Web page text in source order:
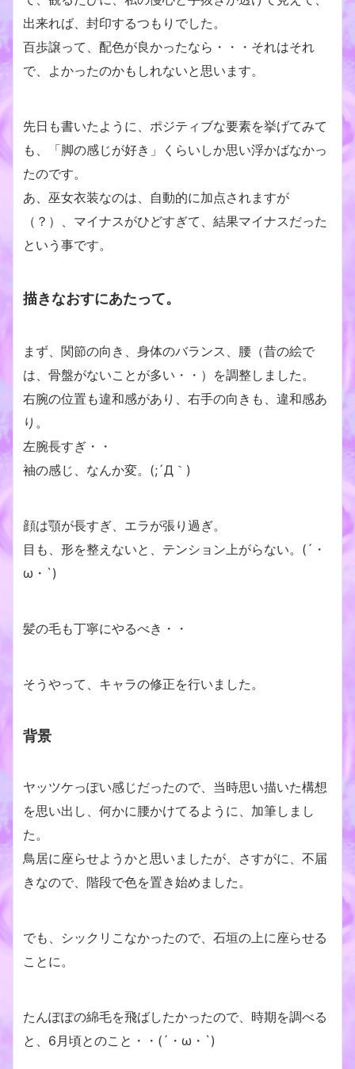
出来れば、封印するつもりでした。
百歩譲って、配色が良かったなら・・・それはそれ
で、よかったのかもしれないと思います。
先日も書いたように、ポジティブな要素を挙げてみて
も、「脚の感じが好き」くらいしか思い浮かばなかっ
たのです。
あ、巫女衣装なのは、自動的に加点されますが
（？）、マイナスがひどすぎて、結果マイナスだった
という事です。
描きなおすにあたって。
まず、関節の向き、身体のバランス、腰（昔の絵で
は、骨盤がないことが多い・・）を調整しました。
右腕の位置も違和感があり、右手の向きも、違和感あ
り。
左腕長すぎ・・
袖の感じ、なんか変。(;´Д｀)
顔は顎が長すぎ、エラが張り過ぎ。
目も、形を整えないと、テンション上がらない。(´・
ω・`)
髪の毛も丁寧にやるべき・・
そうやって、キャラの修正を行いました。
背景
ヤッツケっぽい感じだったので、当時思い描いた構想
を思い出し、何かに腰かけてるように、加筆しまし
た。
鳥居に座らせようかと思いましたが、さすがに、不届
きなので、階段で色を置き始めました。
でも、シックリこなかったので、石垣の上に座らせる
ことに。
たんぽぽの綿毛を飛ばしたかったので、時期を調べる
と、6月頃とのこと・・(´・ω・`)